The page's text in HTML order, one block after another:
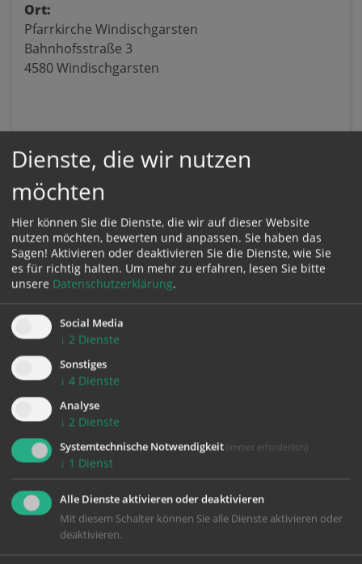
Ort:
Pfarrkirche Windischgarsten
Bahnhofsstraße 3
4580 Windischgarsten
Karte:
Bitte akzeptieren Sie
die Seite neu
zurück
Dienste, die wir nutzen
möchten
Hier können Sie die Dienste, die wir auf dieser Website
nutzen möchten, bewerten und anpassen. Sie haben das
Sagen! Aktivieren oder deaktivieren Sie die Dienste, wie Sie
es für richtig halten. Um mehr zu erfahren, lesen Sie bitte
unsere Datenschutzerklärung.
Social Media
↓ 2 Dienste
Sonstiges
↓ 4 Dienste
Analyse
↓ 2 Dienste
Systemtechnische Notwendigkeit (immer erforderlich)
↓ 1 Dienst
Alle Dienste aktivieren oder deaktivieren
Mit diesem Schalter können Sie alle Dienste aktivieren oder
deaktivieren.